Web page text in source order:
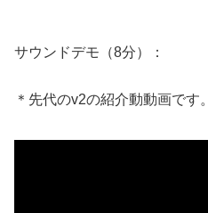
サウンドデモ（8分）：
＊先代のv2の紹介動動画です。